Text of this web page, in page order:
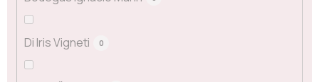
Di Iris Vigneti 0